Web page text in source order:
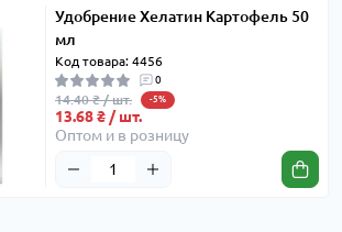
Удобрение Хелатин Картофель 50
мл
Код товара: 4456
0
14.40 ₴ / шт. -5%
13.68 ₴ / шт.
Оптом и в розницу